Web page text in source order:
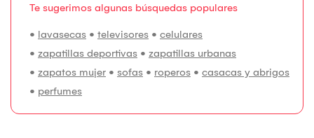
Te sugerimos algunas búsquedas populares
• lavasecas • televisores • celulares
• zapatillas deportivas • zapatillas urbanas
• zapatos mujer • sofas • roperos • casacas y abrigos
• perfumes